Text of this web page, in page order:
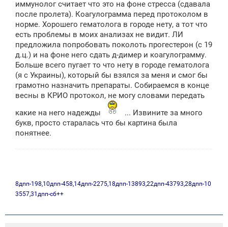
иммунолог считает что это на фоне стресса (сдавала
после пролета). Коагулограмма перед протоколом в
норме. Хорошего гематолога в городе нету, а тот что
есть проблемы в моих анализах не видит. ЛИ
предложила попробовать поколоть прогестерон (с 19
д.ц.) и на фоне него сдать д-димер и коагулограмму.
Больше всего пугает то что нету в городе гематолога
(я с Украины), который бы взялся за меня и смог бы
грамотно назначить препараты. Собираемся в конце
весны в КРИО протокол, не могу словами передать
какие на него надежды
... Извините за много
букв, просто старалась что бы картина была
понятнее.
8дпп-198,10дпп-458,14дпп-2275,18дпп-13893,22дпп-43793,28дпп-10
3557,31дпп-сб++